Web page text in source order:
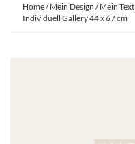
Home/Mein Design / Mein Text
Individuell Gallery 44 x 67 cm